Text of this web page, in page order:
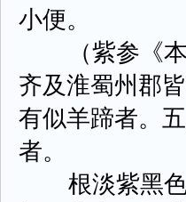
小便。
（紫参《本
齐及淮蜀州郡
有似羊蹄者。
者。
根淡紫黑色